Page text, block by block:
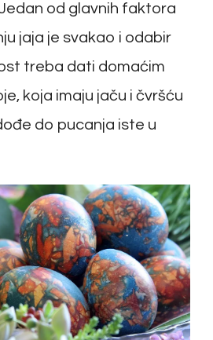
od glavnih faktora
jaja je svakao i odabir
treba dati domaćim
koja imaju jaču i čvršću
do pucanja iste u